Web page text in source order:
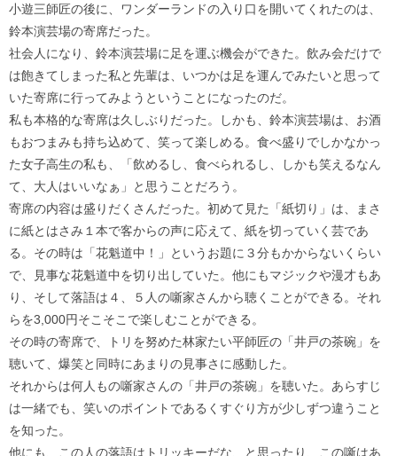
小遊三師匠の後に、ワンダーランドの入り口を開いてくれたのは、
鈴本演芸場の寄席だった。
社会人になり、鈴本演芸場に足を運ぶ機会ができた。飲み会だけで
は飽きてしまった私と先輩は、いつかは足を運んでみたいと思って
いた寄席に行ってみようということになったのだ。
私も本格的な寄席は久しぶりだった。しかも、鈴本演芸場は、お酒
もおつまみも持ち込めて、笑って楽しめる。食べ盛りでしかなかっ
た女子高生の私も、「飲めるし、食べられるし、しかも笑えるなん
て、大人はいいなぁ」と思うことだろう。
寄席の内容は盛りだくさんだった。初めて見た「紙切り」は、まさ
に紙とはさみ１本で客からの声に応えて、紙を切っていく芸であ
る。その時は「花魁道中！」というお題に３分もかからないくらい
で、見事な花魁道中を切り出していた。他にもマジックや漫才もあ
り、そして落語は４、５人の噺家さんから聴くことができる。それ
らを3,000円そこそこで楽しむことができる。
その時の寄席で、トリを努めた林家たい平師匠の「井戸の茶碗」を
聴いて、爆笑と同時にあまりの見事さに感動した。
それからは何人もの噺家さんの「井戸の茶碗」を聴いた。あらすじ
は一緒でも、笑いのポイントであるくすぐり方が少しずつ違うこと
を知った。
他にも、この人の落語はトリッキーだな、と思ったり、この噺はあ